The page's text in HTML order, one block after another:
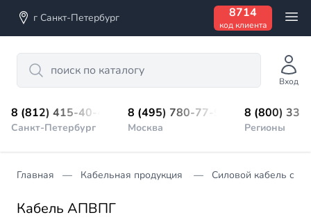
г Санкт-Петербург 8714
код клиента
Search
Вход
8 (812) 415-40-45
Санкт-Петербург
8 (495) 780-77-98
Москва
8 (800)
Регионы
Главная Кабельная продукция Силовой кабель с
Кабель АПВПГ